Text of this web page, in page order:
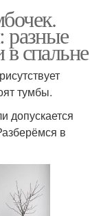
разные
спальне
тумбы.
допускается
в